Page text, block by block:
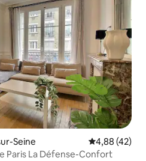
Seine Évaluation
4,88 (42)
Paris La Défense-Confort